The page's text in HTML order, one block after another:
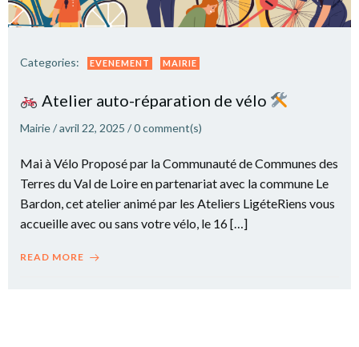
Categories: EVENEMENT MAIRIE
Atelier auto-réparation de vélo
Mairie/avril 22, 2025 /0comment(s)
Mai à Vélo Proposé par la Communauté de Communes des
Terres du Val de Loire en partenariat avec la commune Le
Bardon, cet atelier animé par les Ateliers LigéteRiens vous
accueille avec ou sans votre vélo, le 16 […]
READ MORE